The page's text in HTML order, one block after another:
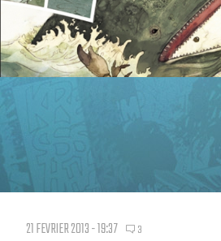
21 FEVRIER 2013 - 19:37 3